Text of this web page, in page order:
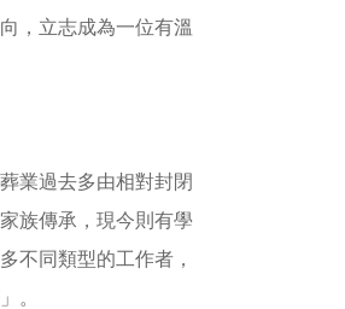
，立志成為一位有溫
業過去多由相對封閉
族傳承，現今則有學
不同類型的工作者，
。